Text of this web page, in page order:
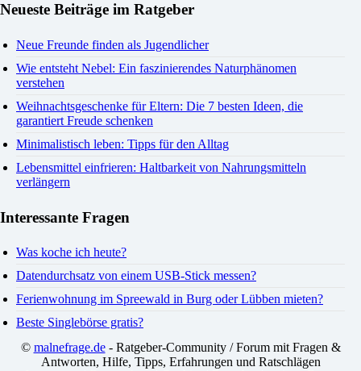
Neueste Beiträge im Ratgeber
Neue Freunde finden als Jugendlicher
Wie entsteht Nebel: Ein faszinierendes Naturphänomen
verstehen
Weihnachtsgeschenke für Eltern: Die 7 besten Ideen, die
garantiert Freude schenken
Minimalistisch leben: Tipps für den Alltag
Lebensmittel einfrieren: Haltbarkeit von Nahrungsmitteln
verlängern
Interessante Fragen
Was koche ich heute?
Datendurchsatz von einem USB-Stick messen?
Ferienwohnung im Spreewald in Burg oder Lübben mieten?
Beste Singlebörse gratis?
© malnefrage.de- Ratgeber-Community / Forum mit Fragen &
Antworten, Hilfe, Tipps, Erfahrungen und Ratschlägen